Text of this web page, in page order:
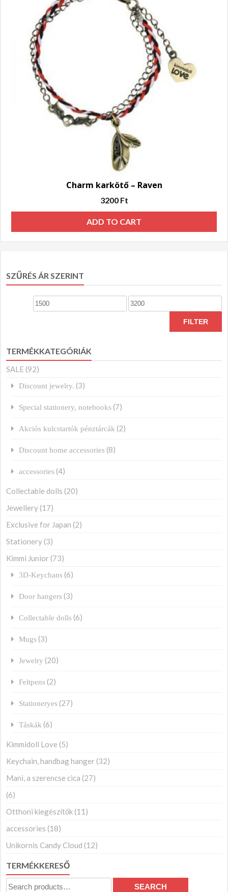
Charm karkötő – Raven
3200 Ft
ADD TO CART
SZŰRÉS ÁR SZERINT
Min
Max
FILTER
TERMÉKKATEGÓRIÁK
SALE (92)
Discount jewelry. (3)
Special stationery, notebooks (7)
Akciós kulcstartók pénztárcák (2)
Discount home accessories (8)
accessories (4)
Collectable dolls (20)
Jewellery (17)
Exclusive for Japan (2)
Stationery (3)
Kimmi Junior (73)
3D-Keychans (6)
Door hangers (3)
Collectable dolls (6)
Mugs (3)
Jewelry (20)
Feltpens (2)
Stationeryes (27)
Táskák (6)
Kimmidoll Love (5)
Keychain, handbag hanger (32)
Mani, a szerencse cica (27)
(6)
Otthoni kiegészítők (11)
accessories (18)
Unikornis Candy Cloud (12)
TERMÉKKERESŐ
Search
SEARCH